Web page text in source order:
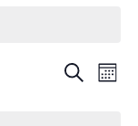
Recherche
Mois